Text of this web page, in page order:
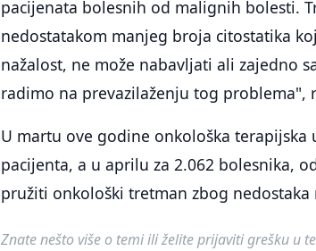
pacijenata bolesnih od malignih bolesti.
nedostatakom manjeg broja citostatika
nažalost, ne može nabavljati ali zajedno
radimo na prevazilaženju tog problema",
U martu ove godine onkološka terapijska
pacijenta, a u aprilu za 2.062 bolesnika,
pružiti onkološki tretman zbog
Znate nešto više o temi ili želite prijaviti grešku u